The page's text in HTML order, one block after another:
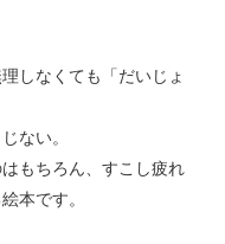
しなくても「だいじょ
ない。
もちろん、すこし疲れ
本です。